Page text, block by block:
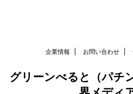
企業情報 お問い合わせ
グリーンべると（パチ